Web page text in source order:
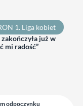
1. Liga kobiet
już w
mi radość”
odpoczynku